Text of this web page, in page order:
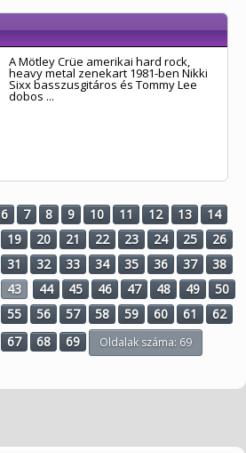
A Mötley Crüe amerikai hard rock,
heavy metal zenekart 1981-ben Nikki
Sixx basszusgitáros és Tommy Lee
dobos ...
6 7 8 9 10 11 12 13
14
19 20 21 22 23 24 25
26
31 32 33 34 35 36 37
38
43 44 45 46 47 48 49
50
55 56 57 58 59 60 61
62
67 68 69 Oldalak száma: 69